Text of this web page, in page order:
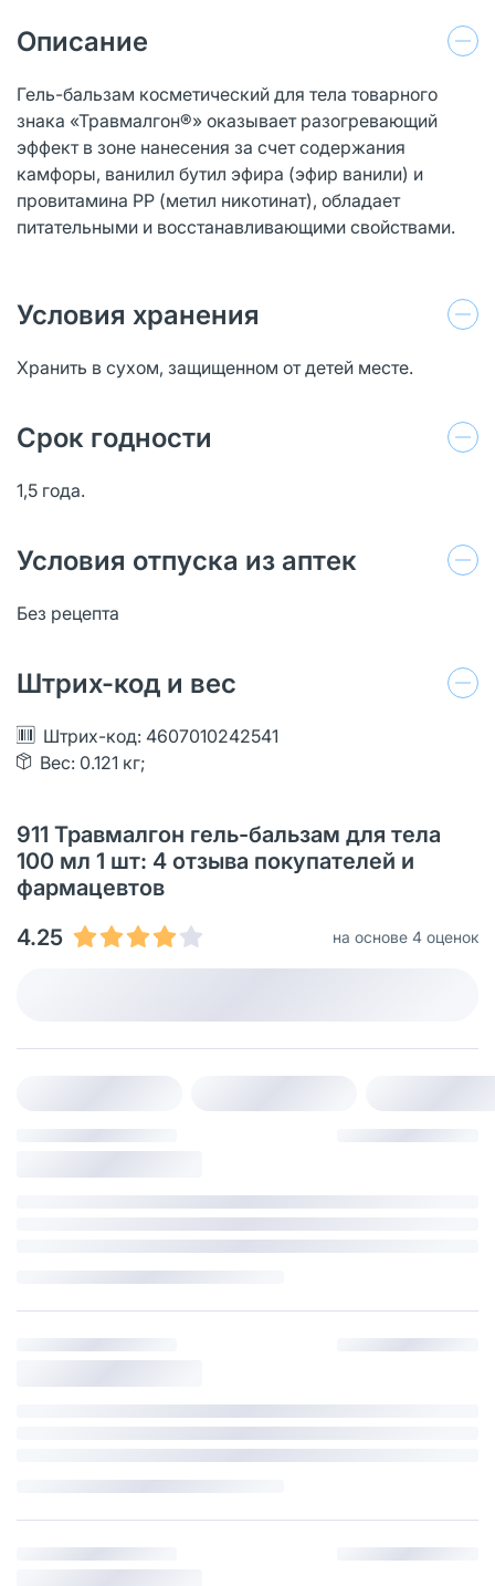
Описание
Гель-бальзам косметический для тела товарного
знака «Травмалгон®» оказывает разогревающий
эффект в зоне нанесения за счет содержания
камфоры, ванилил бутил эфира (эфир ванили) и
провитамина РР (метил никотинат), обладает
питательными и восстанавливающими свойствами.
Условия хранения
Хранить в сухом, защищенном от детей месте.
Срок годности
1,5 года.
Условия отпуска из аптек
Без рецепта
Штрих-код и вес
Штрих-код: 4607010242541
Вес: 0.121 кг;
911 Травмалгон гель-бальзам для тела
100 мл 1 шт: 4 отзыва покупателей и
фармацевтов
4.25
на основе 4 оценок